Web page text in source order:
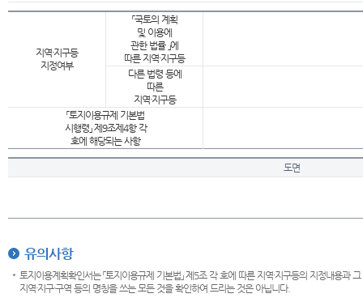
지역·지구등
지정여부
「국토의 계획
및 이용에
관한 법률 」에
따른 지역·지구등
다른 법령 등에
따른
지역·지구등
「토지이용규제 기본법
시행령」 제9조제4항 각
호에 해당되는 사항
도면
유의사항
토지이용계획확인서는 「토지이용규제 기본법」 제5조 각 호에 따른 지역·지구등의 지정내용
지역·지구·구역 등의 명칭을 쓰는 모든 것을 확인하여 드리는 것은 아닙니다.